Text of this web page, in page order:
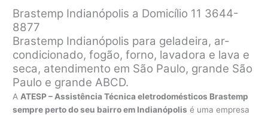
Brastemp Indianópolis a Domicílio 11 3644-
8877
Brastemp Indianópolis para geladeira, ar-
condicionado, fogão, forno, lavadora e lava e
seca, atendimento em São Paulo, grande São
Paulo e grande ABCD.
A ATESP – Assistência Técnica eletrodomésticos Brastemp
sempre perto do seu bairro em Indianópolis é uma empresa